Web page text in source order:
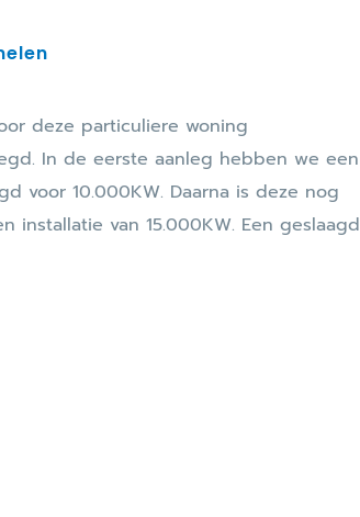
deze particuliere woning
In de eerste aanleg hebben we een
voor 10.000KW. Daarna is deze nog
installatie van 15.000KW. Een geslaagd